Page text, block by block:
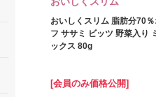
おいしくスリム 脂肪分70％
フ ササミ ビッツ 野菜入り
ックス 80g
[会員のみ価格公開]